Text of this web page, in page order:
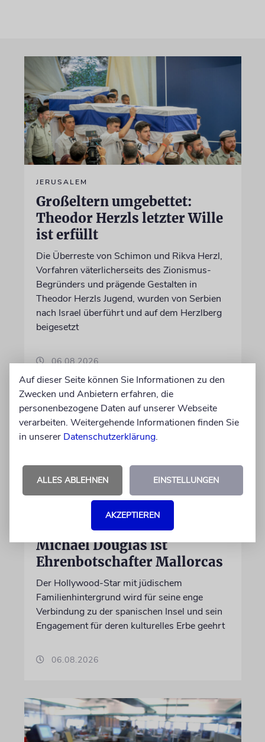
JERUSALEM
Großeltern umgebettet:
Theodor Herzls letzter Wille
ist erfüllt
Die Überreste von Schimon und Rikva Herzl,
Vorfahren väterlicherseits des Zionismus-
Begründers und prägende Gestalten in
Theodor Herzls Jugend, wurden von Serbien
nach Israel überführt und auf dem Herzlberg
beigesetzt
06.08.2026
Michael Douglas ist
Ehrenbotschafter Mallorcas
Der Hollywood-Star mit jüdischem
Familienhintergrund wird für seine enge
Verbindung zu der spanischen Insel und sein
Engagement für deren kulturelles Erbe geehrt
06.08.2026
Auf dieser Seite können Sie Informationen zu den
Zwecken und Anbietern erfahren, die
personenbezogene Daten auf unserer Webseite
verarbeiten. Weitergehende Informationen finden Sie
in unserer Datenschutzerklärung.
ALLES ABLEHNEN EINSTELLUNGEN
AKZEPTIEREN